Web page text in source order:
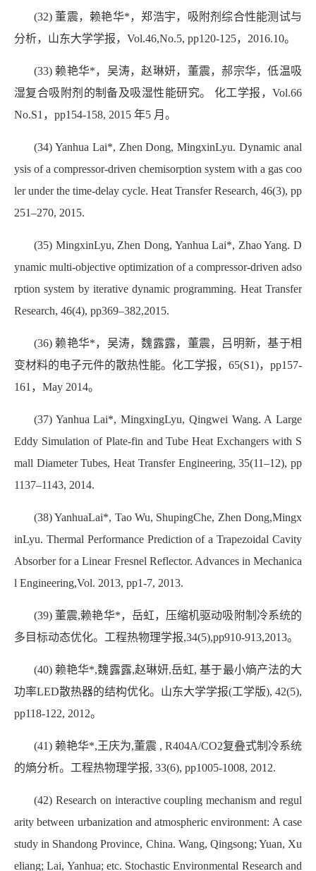
(32) 董震，赖艳华*，郑浩宇，吸附剂综合性能测试与
分析，山东大学学报，Vol.46,No.5, pp120-125，2016.10。
(33) 赖艳华*，吴涛，赵琳妍，董震，郝宗华，低温吸
湿复合吸附剂的制备及吸湿性能研究。 化工学报，Vol.66
No.S1，pp154-158, 2015 年5 月。
(34) Yanhua Lai*, Zhen Dong, MingxinLyu. Dynamic anal
ysis of a compressor-driven chemisorption system with a gas coo
ler under the time-delay cycle. Heat Transfer Research, 46(3), pp
251–270, 2015.
(35) MingxinLyu, Zhen Dong, Yanhua Lai*, Zhao Yang. D
ynamic multi-objective optimization of a compressor-driven adso
rption system by iterative dynamic programming. Heat Transfer
Research, 46(4), pp369–382,2015.
(36) 赖艳华*，吴涛，魏露露，董震，吕明新，基于相
变材料的电子元件的散热性能。化工学报，65(S1)，pp157-
161，May 2014。
(37) Yanhua Lai*, MingxingLyu, Qingwei Wang. A Large
Eddy Simulation of Plate-fin and Tube Heat Exchangers with S
mall Diameter Tubes, Heat Transfer Engineering, 35(11–12), pp
1137–1143, 2014.
(38) YanhuaLai*, Tao Wu, ShupingChe, Zhen Dong,Mingx
inLyu. Thermal Performance Prediction of a Trapezoidal Cavity
Absorber for a Linear Fresnel Reflector. Advances in Mechanica
l Engineering,Vol. 2013, pp1-7, 2013.
(39) 董震,赖艳华*，岳虹，压缩机驱动吸附制冷系统的
多目标动态优化。工程热物理学报,34(5),pp910-913,2013。
(40) 赖艳华*,魏露露,赵琳妍,岳虹, 基于最小熵产法的大
功率LED散热器的结构优化。山东大学学报(工学版), 42(5),
pp118-122, 2012。
(41) 赖艳华*,王庆为,董震 , R404A/CO2复叠式制冷系统
的熵分析。工程热物理学报, 33(6), pp1005-1008, 2012.
(42) Research on interactive coupling mechanism and regul
arity between urbanization and atmospheric environment: A case
study in Shandong Province, China. Wang, Qingsong; Yuan, Xu
eliang; Lai, Yanhua; etc. Stochastic Environmental Research and